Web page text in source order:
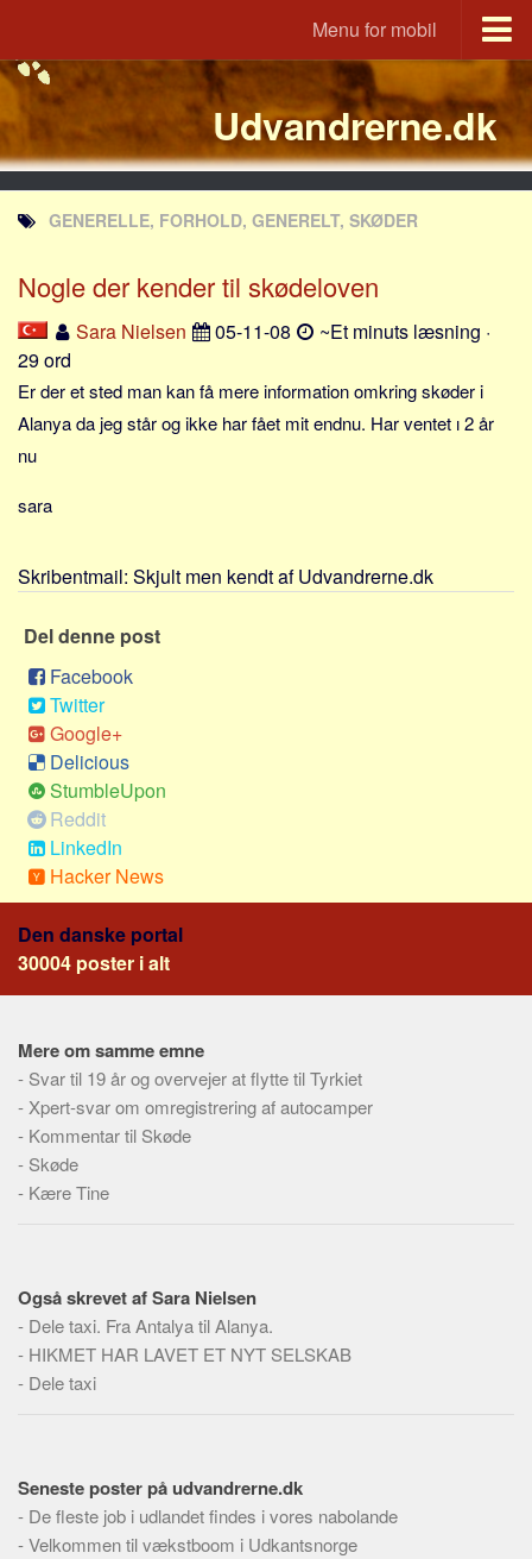
Menu for mobil
Portal
Udvandrerne.dk
Utvandrerne.no
Utvandrarna.se
Tyskland.dk
England.dk
Rusland.dk
JLKM.dk
Lande
Tyrkiet
Spanien
Frankrig
Norge
Grækenland
USA
Alle
Nøgleord
Bolig
Job
Virksomhed
Investering
Pension og opsparing
Social sikring og sundhed
Transport
Alle
Aspekter
Jura og regler
Skatter og afgifter
Statistik
Meta
Dokumenttyper
Udvandrerne.dk
GENERELLE, FORHOLD, GENERELT, SKØDER
Nogle der kender til skødeloven
Sara Nielsen 05-11-08
~Et minuts læsning ·
29 ord
Er der et sted man kan få mere information omkring skøder i
Alanya da jeg står og ikke har fået mit endnu. Har ventet ı 2 år
nu
sara
Skribentmail: Skjult men kendt af Udvandrerne.dk
Del denne post
Facebook
Twitter
Google+
Delicious
StumbleUpon
Reddit
LinkedIn
Hacker News
Den danske portal
30004 poster i alt
Mere om samme emne
- Svar til 19 år og overvejer at flytte til Tyrkiet
- Xpert-svar om omregistrering af autocamper
- Kommentar til Skøde
- Skøde
- Kære Tine
Også skrevet af Sara Nielsen
- Dele taxi. Fra Antalya til Alanya.
- HIKMET HAR LAVET ET NYT SELSKAB
- Dele taxi
Seneste poster på udvandrerne.dk
- De fleste job i udlandet findes i vores nabolande
-Velkommen til vækstboom i Udkantsnorge